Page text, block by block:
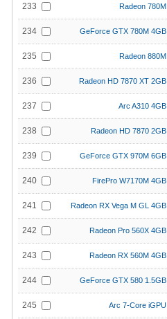
233 Radeon 780M
234 GeForce GTX 780M 4GB
235 Radeon 880M
236 Radeon HD 7870 XT 2GB
237 Arc A310 4GB
238 Radeon HD 7870 2GB
239 GeForce GTX 970M 6GB
240 FirePro W7170M 4GB
241 Radeon RX Vega M GL 4GB
242 Radeon Pro 560X 4GB
243 Radeon RX 560M 4GB
244 GeForce GTX 580 1.5GB
245 Arc 7-Core iGPU